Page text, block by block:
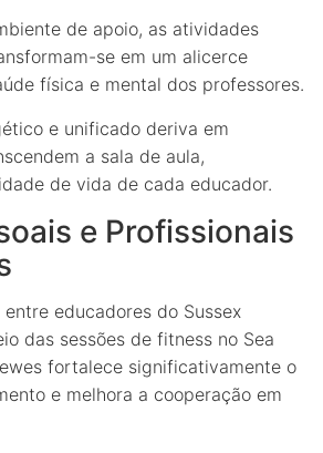
de apoio, as atividades
se em um alicerce
física e mental dos professores.
e unificado deriva em
a sala de aula,
de vida de cada educador.
e Profissionais
educadores do Sussex
das sessões de fitness no Sea
fortalece significativamente o
e melhora a cooperação em